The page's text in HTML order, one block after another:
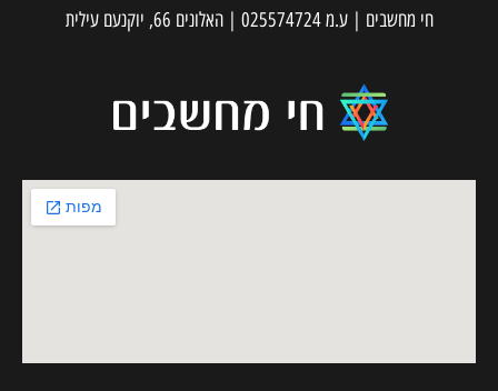
חי מחשבים | ע.מ 025574724 | האלונים 66, יוקנעם עילית